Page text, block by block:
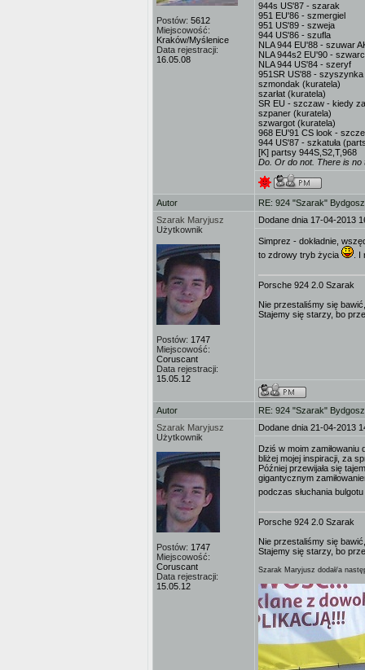
Postów: 5612
Miejscowość:
Kraków/Myślenice
Data rejestracji:
16.05.08
944s US'87 - szarak
951 EU'86 - szmergiel
951 US'89 - szweja
944 US'86 - szufla
NLA 944 EU'88 - szuwar
NLA 944s2 EU'90 - szwarc
NLA 944 US'84 - szeryf
951SR US'88 - szyszynka
szmondak (kuratela)
szarłat (kuratela)
SR EU - szczaw - kiedy
szpaner (kuratela)
szwargot (kuratela)
968 EU'91 CS look -
944 US'87 - szkatuła
[K] partsy 944S,S2,T,968
Do. Or do not. There is no
Autor
RE: 924 "Szarak"
Szarak Maryjusz
Użytkownik
Postów: 1747
Miejscowość:
Coruscant
Data rejestracji:
15.05.12
Dodane dnia 17-04-2013
Simprez - dokładnie,
to zdrowy tryb życia
.
Porsche 924 2.0 Szarak
Nie przestaliśmy się
Stajemy się starzy, bo
Autor
RE: 924 "Szarak"
Szarak Maryjusz
Użytkownik
Postów: 1747
Miejscowość:
Coruscant
Data rejestracji:
15.05.12
Dodane dnia 21-04-2013
Dziś w moim zamiłowaniu
bliżej mojej inspiracji, za
Później przewijała się
gigantycznym
podczas słuchania
Porsche 924 2.0 Szarak
Nie przestaliśmy się
Stajemy się starzy, bo
Szarak Maryjusz dodał/a